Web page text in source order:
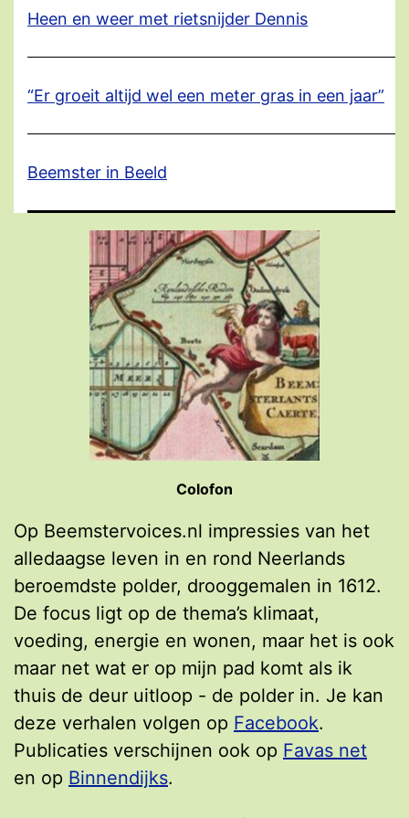
Heen en weer met rietsnijder Dennis
“Er groeit altijd wel een meter gras in een jaar”
Beemster in Beeld
Colofon
Op Beemstervoices.nl impressies van het
alledaagse leven in en rond Neerlands
beroemdste polder, drooggemalen in 1612.
De focus ligt op de thema’s klimaat,
voeding, energie en wonen, maar het is ook
maar net wat er op mijn pad komt als ik
thuis de deur uitloop - de polder in. Je kan
deze verhalen volgen op Facebook.
Publicaties verschijnen ook op Favas net
en op Binnendijks.